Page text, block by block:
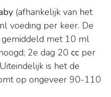
(afhankelijk van het
voeding per keer. De
met 10 ml
2e dag 20 cc per
is het de
op ongeveer 90-110